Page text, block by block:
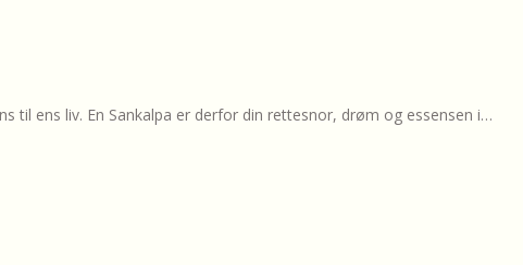
til ens liv. En Sankalpa er derfor din rettesnor, drøm og essensen i…